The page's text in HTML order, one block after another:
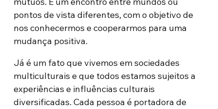
pontos de vista diferentes, com o objetivo de
nos conhecermos e cooperarmos para uma
mudança positiva.
Já é um fato que vivemos em sociedades
multiculturais e que todos estamos sujeitos a
experiências e influências culturais
diversificadas. Cada pessoa é portadora de